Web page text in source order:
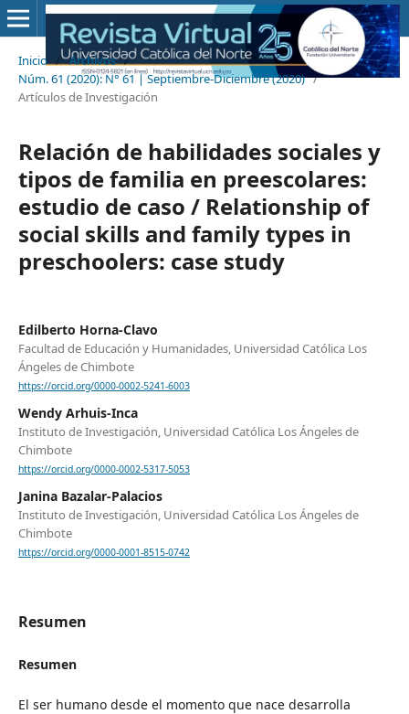
Inicio / Archivos /
Núm. 61 (2020): N° 61 | Septiembre-Diciembre (2020) /
Artículos de Investigación
Relación de habilidades sociales y
tipos de familia en preescolares:
estudio de caso / Relationship of
social skills and family types in
preschoolers: case study
Edilberto Horna-Clavo
Facultad de Educación y Humanidades, Universidad Católica Los
Ángeles de Chimbote
https://orcid.org/0000-0002-5241-6003
Wendy Arhuis-Inca
Instituto de Investigación, Universidad Católica Los Ángeles de
Chimbote
https://orcid.org/0000-0002-5317-5053
Janina Bazalar-Palacios
Instituto de Investigación, Universidad Católica Los Ángeles de
Chimbote
https://orcid.org/0000-0001-8515-0742
Resumen
Resumen
El ser humano desde el momento que nace desarrolla